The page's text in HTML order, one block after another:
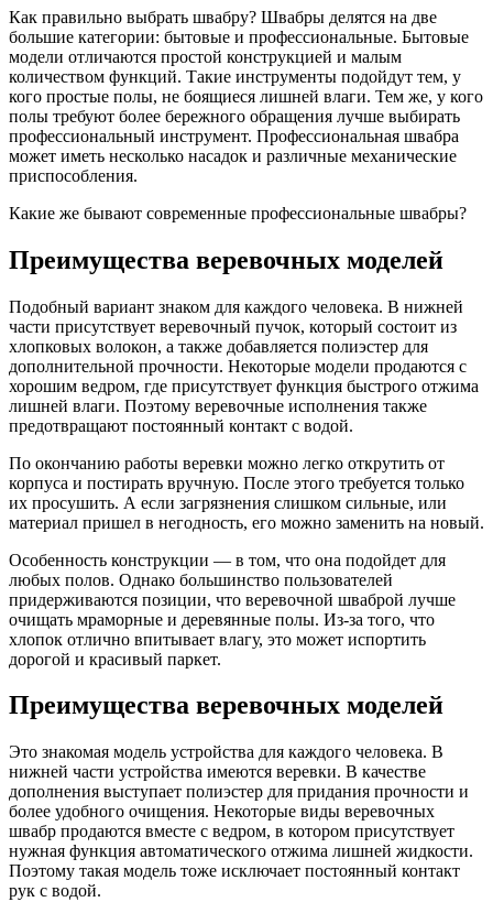
Как правильно выбрать швабру? Швабры делятся на две
большие категории: бытовые и профессиональные. Бытовые
модели отличаются простой конструкцией и малым
количеством функций. Такие инструменты подойдут тем, у
кого простые полы, не боящиеся лишней влаги. Тем же, у кого
полы требуют более бережного обращения лучше выбирать
профессиональный инструмент. Профессиональная швабра
может иметь несколько насадок и различные механические
приспособления.
Какие же бывают современные профессиональные швабры?
Преимущества веревочных моделей
Подобный вариант знаком для каждого человека. В нижней
части присутствует веревочный пучок, который состоит из
хлопковых волокон, а также добавляется полиэстер для
дополнительной прочности. Некоторые модели продаются с
хорошим ведром, где присутствует функция быстрого отжима
лишней влаги. Поэтому веревочные исполнения также
предотвращают постоянный контакт с водой.
По окончанию работы веревки можно легко открутить от
корпуса и постирать вручную. После этого требуется только
их просушить. А если загрязнения слишком сильные, или
материал пришел в негодность, его можно заменить на новый.
Особенность конструкции — в том, что она подойдет для
любых полов. Однако большинство пользователей
придерживаются позиции, что веревочной шваброй лучше
очищать мраморные и деревянные полы. Из-за того, что
хлопок отлично впитывает влагу, это может испортить
дорогой и красивый паркет.
Преимущества веревочных моделей
Это знакомая модель устройства для каждого человека. В
нижней части устройства имеются веревки. В качестве
дополнения выступает полиэстер для придания прочности и
более удобного очищения. Некоторые виды веревочных
швабр продаются вместе с ведром, в котором присутствует
нужная функция автоматического отжима лишней жидкости.
Поэтому такая модель тоже исключает постоянный контакт
рук с водой.